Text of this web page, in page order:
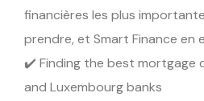
financières les plus
prendre, et Smart Finance en
✔️ Finding the best mortgage
and Luxembourg banks